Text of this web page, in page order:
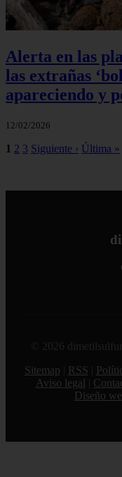
Alerta en las
las extrañas
apareciendo y
12/02/2026
1 2 3 Siguiente › Última »
© 2026
Sitemap
RSS
Aviso legal
Diseño